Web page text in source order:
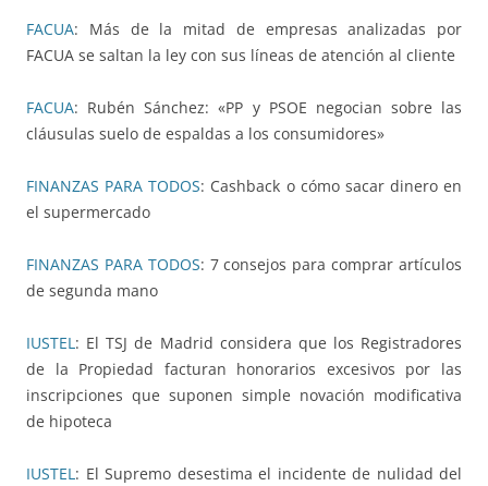
FACUA: Más de la mitad de empresas analizadas por
FACUA se saltan la ley con sus líneas de atención al cliente
FACUA: Rubén Sánchez: «PP y PSOE negocian sobre las
cláusulas suelo de espaldas a los consumidores»
FINANZAS PARA TODOS: Cashback o cómo sacar dinero en
el supermercado
FINANZAS PARA TODOS: 7 consejos para comprar artículos
de segunda mano
IUSTEL: El TSJ de Madrid considera que los Registradores
de la Propiedad facturan honorarios excesivos por las
inscripciones que suponen simple novación modificativa
de hipoteca
IUSTEL: El Supremo desestima el incidente de nulidad del